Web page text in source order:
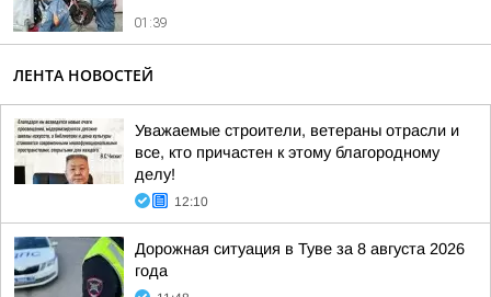
01:39
ЛЕНТА НОВОСТЕЙ
Уважаемые строители, ветераны отрасли и
все, кто причастен к этому благородному
делу!
12:10
Дорожная ситуация в Туве за 8 августа 2026
года